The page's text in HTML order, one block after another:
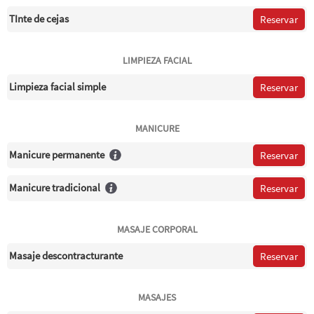
TInte de cejas Reservar
LIMPIEZA FACIAL
Limpieza facial simple Reservar
MANICURE
Manicure permanente Reservar
Manicure tradicional Reservar
MASAJE CORPORAL
Masaje descontracturante Reservar
MASAJES